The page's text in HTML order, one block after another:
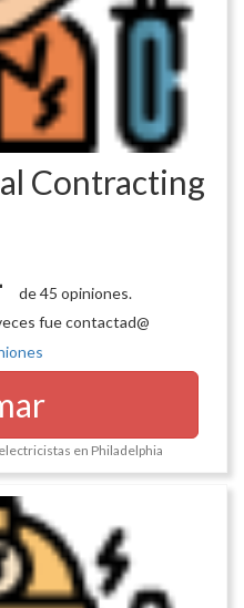
Contracting
de 45 opiniones.
fue contactad@
en Philadelphia